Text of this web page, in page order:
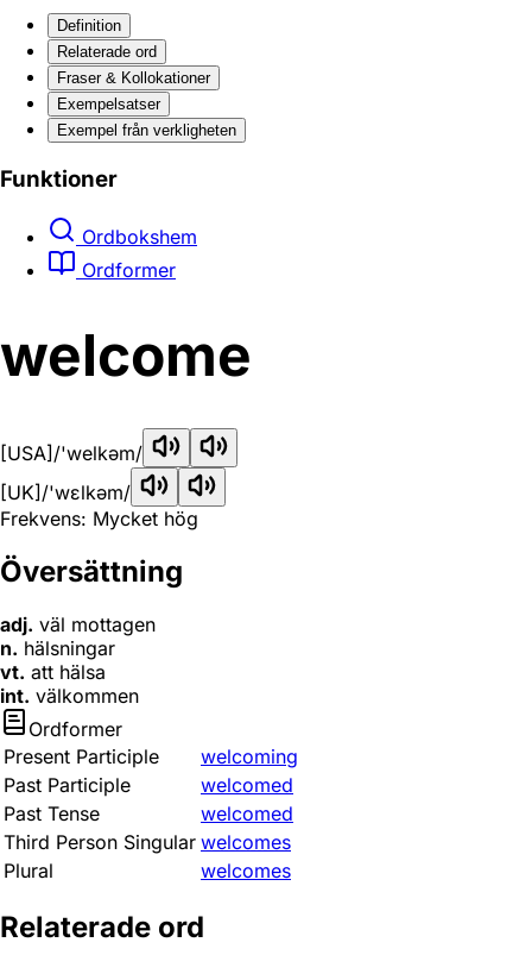
Definition
Relaterade ord
Fraser & Kollokationer
Exempelsatser
Exempel från verkligheten
Funktioner
Ordbokshem
Ordformer
welcome
[USA] /'welkəm/
[UK] /'wɛlkəm/
Frekvens: Mycket hög
Översättning
adj. väl mottagen
n. hälsningar
vt. att hälsa
int. välkommen
Ordformer
Present Participle
welcoming
Past Participle
welcomed
Past Tense
welcomed
Third Person Singular welcomes
Plural
welcomes
Relaterade ord